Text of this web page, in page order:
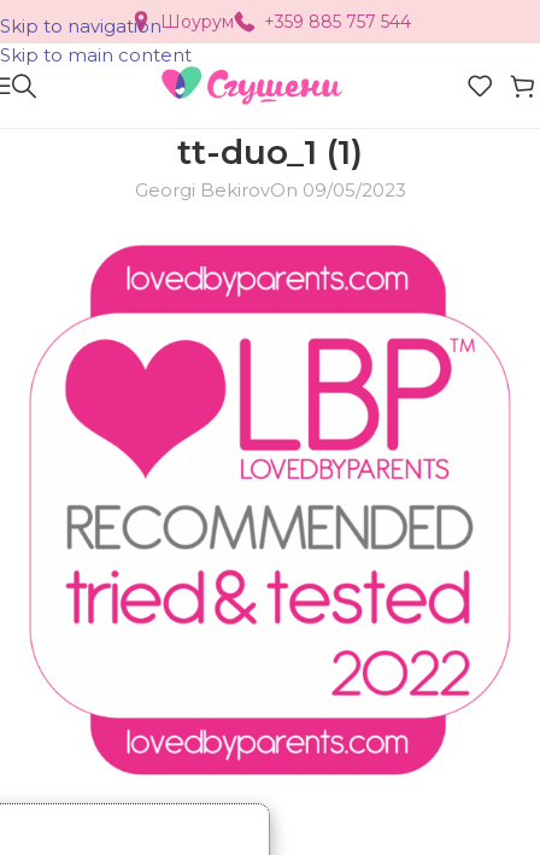
Skip to navigation
Skip to main content
Шоурум +359 885 757 544
tt-duo_1 (1)
Georgi BekirovOn 09/05/2023